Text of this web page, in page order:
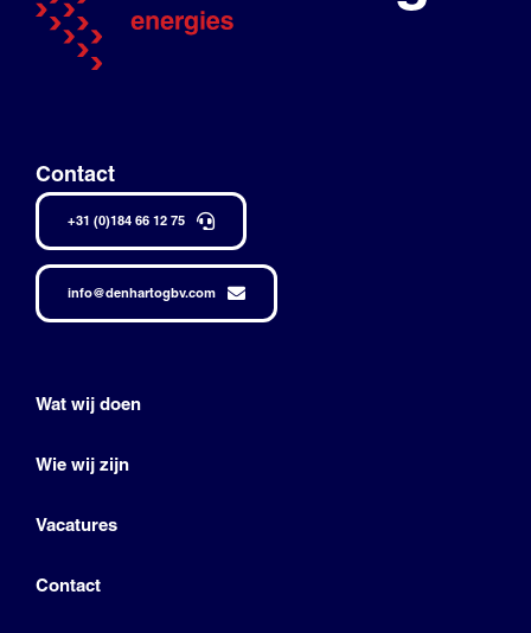
Contact
+31 (0)184 66 12 75
info@denhartogbv.com
Wat wij doen
Wie wij zijn
Vacatures
Contact